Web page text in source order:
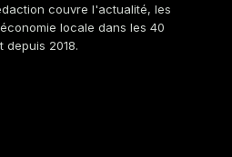
couvre l'actualité, les
locale dans les 40
depuis 2018.